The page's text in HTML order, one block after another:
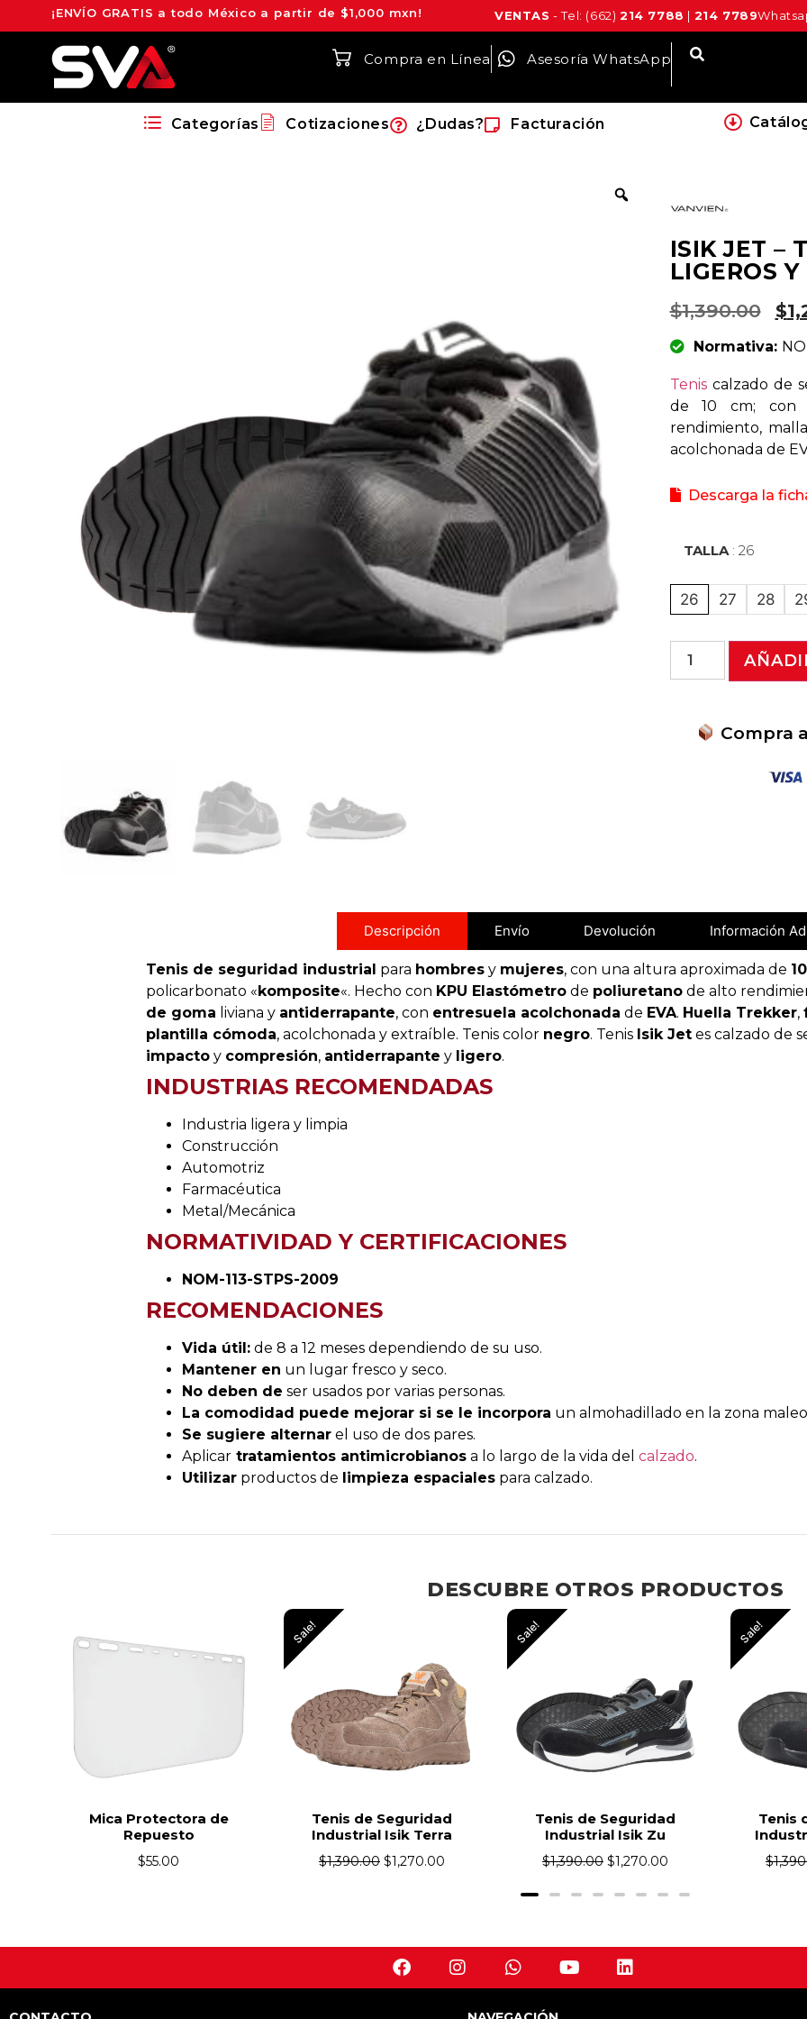
¡ENVÍO GRATIS a todo México a partir de $1,000 mxn! VENTAS - Tel: (662)214 7788 | 214 7789
Compra en Línea Asesoría WhatsApp
Categorías Cotizaciones ¿Dudas? Facturación
ISIK JET –
LIGEROS
$1,390.00 $
Normativa:
Teniscalzado de
de 10 cm; con
rendimiento,
acolchonada de
Descarga la
TALLA 26
26 27 28
Compra
Descripción Envío Devolución Información
Tenis de seguridad industrial para hombres y mujeres, con una altura aproximada de
policarbonato «komposite«. Hecho con KPU Elastómetro de poliuretano de alto
de goma liviana y antiderrapante, con entresuela acolchonada de EVA. Huella Trekker,
plantilla cómoda, acolchonada y extraíble. Tenis color negro. Tenis Isik Jet es calzado de
impacto y compresión, antiderrapante y ligero.
INDUSTRIAS RECOMENDADAS
Industria ligera y limpia
Construcción
Automotriz
Farmacéutica
Metal/Mecánica
NORMATIVIDAD Y CERTIFICACIONES
NOM-113-STPS-2009
RECOMENDACIONES
Vida útil: de 8 a 12 meses dependiendo de su uso.
Mantener en un lugar fresco y seco.
No deben de ser usados por varias personas.
La comodidad puede mejorar si se le incorpora un almohadillado en la zona
Se sugiere alternar el uso de dos pares.
Aplicar tratamientos antimicrobianos a lo largo de la vida del calzado.
Utilizar productos de limpieza espaciales para calzado.
DESCUBRE OTROS PRODUCTOS
Sale!
Tenis de Seguridad
Industrial Isik Terra
1,390.00 $1,270.00
Sale!
Tenis de Seguridad
Industrial Isik Zu
$1,390.00 $1,270.00
Sale!
Tenis de Seguridad
Industrial Isik Falkor
$1,390.00 $1,270.00
Sale!
Tenis
$